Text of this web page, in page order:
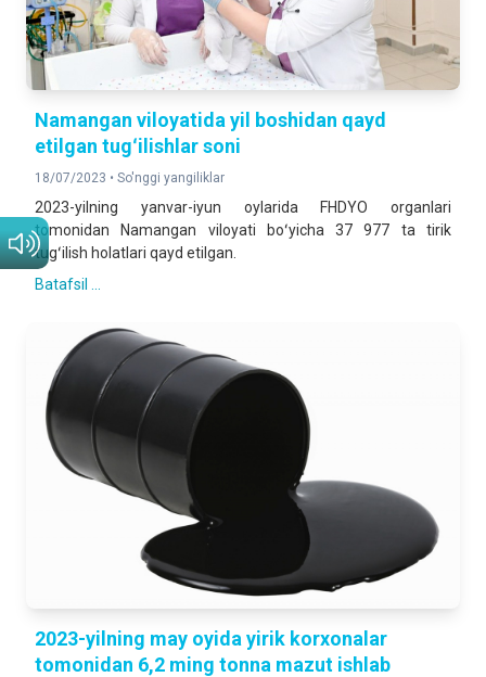
Namangan viloyatida yil boshidan qayd
etilgan tugʻilishlar soni
18/07/2023 • So'nggi yangiliklar
2023-yilning yanvar-iyun oylarida FHDYO organlari
tomonidan Namangan viloyati boʻyicha 37 977 ta tirik
tugʻilish holatlari qayd etilgan.
Batafsil ...
2023-yilning may oyida yirik korxonalar
tomonidan 6,2 ming tonna mazut ishlab